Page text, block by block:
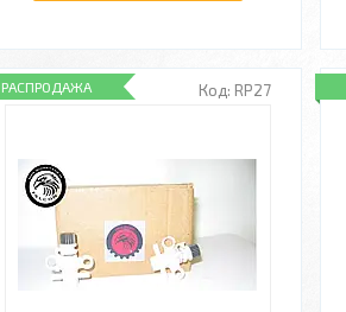
RP27
РАСПРОДАЖА